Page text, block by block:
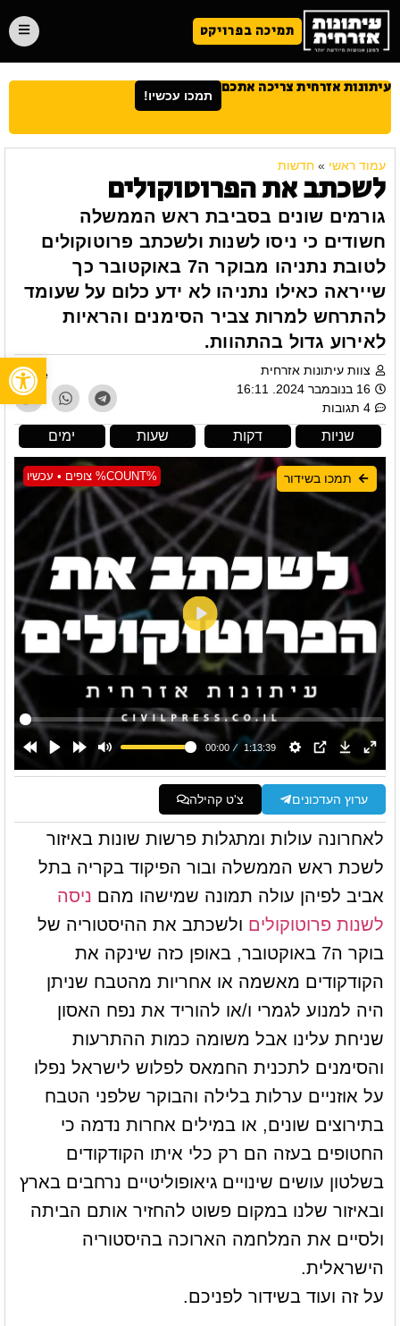
תמיכה בפרויקט
עיתונות אזרחית צריכה אתכם תמכו עכשיו!
עמוד ראשי » חדשות
לשכתב את הפרוטוקולים
גורמים שונים בסביבת ראש הממשלה
חשודים כי ניסו לשנות ולשכתב פרוטוקולים
לטובת נתניהו מבוקר ה7 באוקטובר כך
שייראה כאילו נתניהו לא ידע כלום על שעומד
להתרחש למרות צביר הסימנים והראיות
לאירוע גדול בהתהוות.
צוות עיתונות אזרחית
16 בנובמבר 2024. 16:11
4 תגובות
Share
ימים שעות דקות שניות
%COUNT% צופים • עכשיו תמכו בשידור
ערוץ העדכונים צ'ט קהילה
לאחרונה עולות ומתגלות פרשות שונות באיזור
לשכת ראש הממשלה ובור הפיקוד בקריה בתל
אביב לפיהן עולה תמונה שמישהו מהם ניסה
לשנות פרוטוקולים ולשכתב את ההיסטוריה של
בוקר ה7 באוקטובר, באופן כזה שינקה את
הקודקודים מאשמה או אחריות מהטבח שניתן
היה למנוע לגמרי ו/או להוריד את נפח האסון
שניחת עלינו אבל משומה כמות ההתרעות
והסימנים לתכנית החמאס לפלוש לישראל נפלו
על אוזניים ערלות בלילה והבוקר שלפני הטבח
בתירוצים שונים, או במילים אחרות נדמה כי
החטופים בעזה הם רק כלי איתו הקודקודים
בשלטון עושים שינויים גיאופוליטיים נרחבים בארץ
ובאיזור שלנו במקום פשוט להחזיר אותם הביתה
ולסיים את המלחמה הארוכה בהיסטוריה
הישראלית.
על זה ועוד בשידור לפניכם.